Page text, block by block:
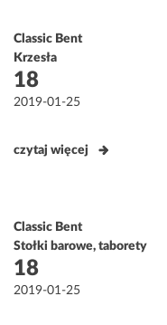
Classic Bent
Krzesła
18
Opublikowane
2019-01-25
czytaj więcej
Classic Bent
Stołki barowe, taborety
18
Opublikowane
2019-01-25